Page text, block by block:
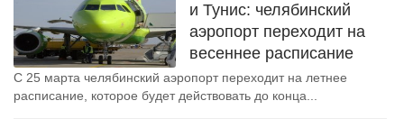
и Тунис: челябинский
аэропорт переходит на
весеннее расписание
С 25 марта челябинский аэропорт переходит на летнее
расписание, которое будет действовать до конца...